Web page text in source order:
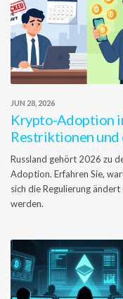
JUN 28, 2026
Krypto-Adoption
Restriktionen und
Russland gehört 2026 zu
Adoption. Erfahren Sie,
sich die Regulierung
werden.